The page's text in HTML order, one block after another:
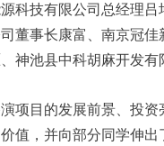
科技有限公司总经理
董事长康富、南京冠
神池县中科胡麻开发有
项目的发展前景、投
值，并向部分同学伸